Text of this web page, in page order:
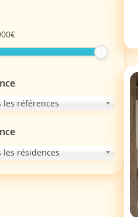
€
les références
les résidences